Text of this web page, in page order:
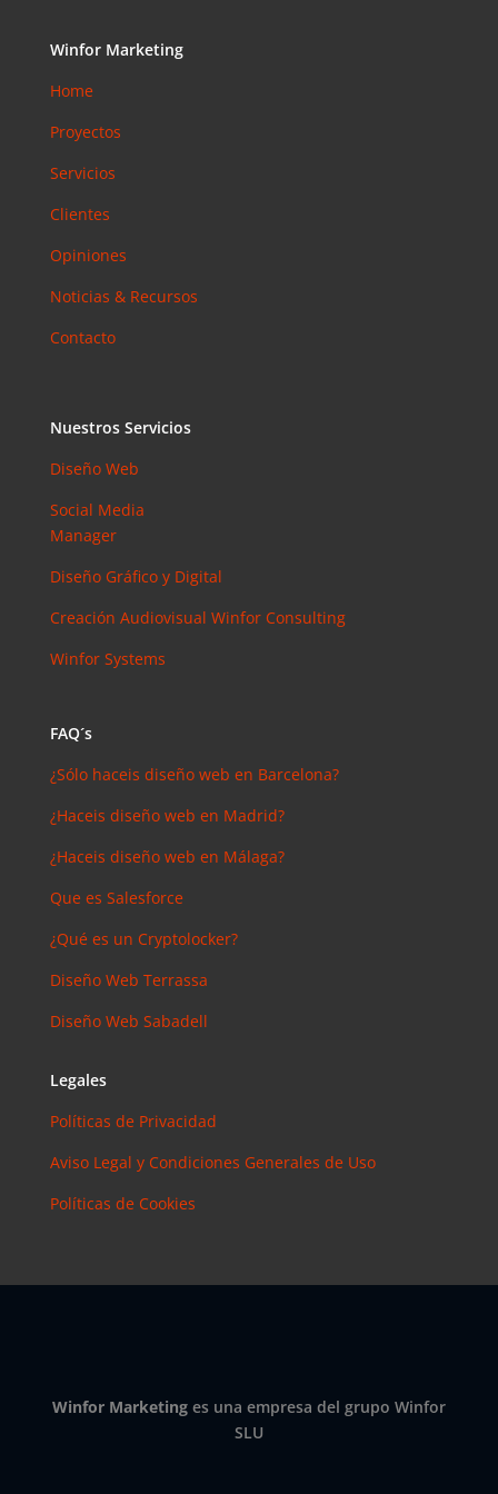
ad web
pymes en
la norma
que ya es
en 2026
Email
en 2026:
Por Qué
Mejor ROI
arios
reciente
Joal
Mcgregor
SEMrush:
sirve?
en
SEO: Tipos
y precios
Bocaranda
invertir en
Las claves
cuánto y
esta red
cómo
Winfor Marketing
Home
Proyectos
Servicios
Clientes
Opiniones
Noticias & Recursos
Contacto
Nuestros Servicios
Diseño Web
Social Media
Manager
Diseño Gráfico y Digital
Creación Audiovisual Winfor Consulting
Winfor Systems
FAQ´s
¿Sólo haceis diseño web en Barcelona?
¿Haceis diseño web en Madrid?
¿Haceis diseño web en Málaga?
Que es Salesforce
¿Qué es un Cryptolocker?
Diseño Web Terrassa
Diseño Web Sabadell
Legales
Políticas de Privacidad
Aviso Legal y Condiciones Generales de Uso
Políticas de Cookies
Winfor Marketinges una empresa del grupo Winfor
SLU